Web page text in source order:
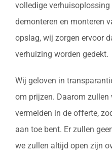
volledige
demonteren en monteren
opslag, wij zorgen ervoor
verhuizing worden gedekt.
Wij geloven in
om prijzen. Daarom
vermelden in de offerte,
aan toe bent. Er zullen
we zullen altijd open zijn